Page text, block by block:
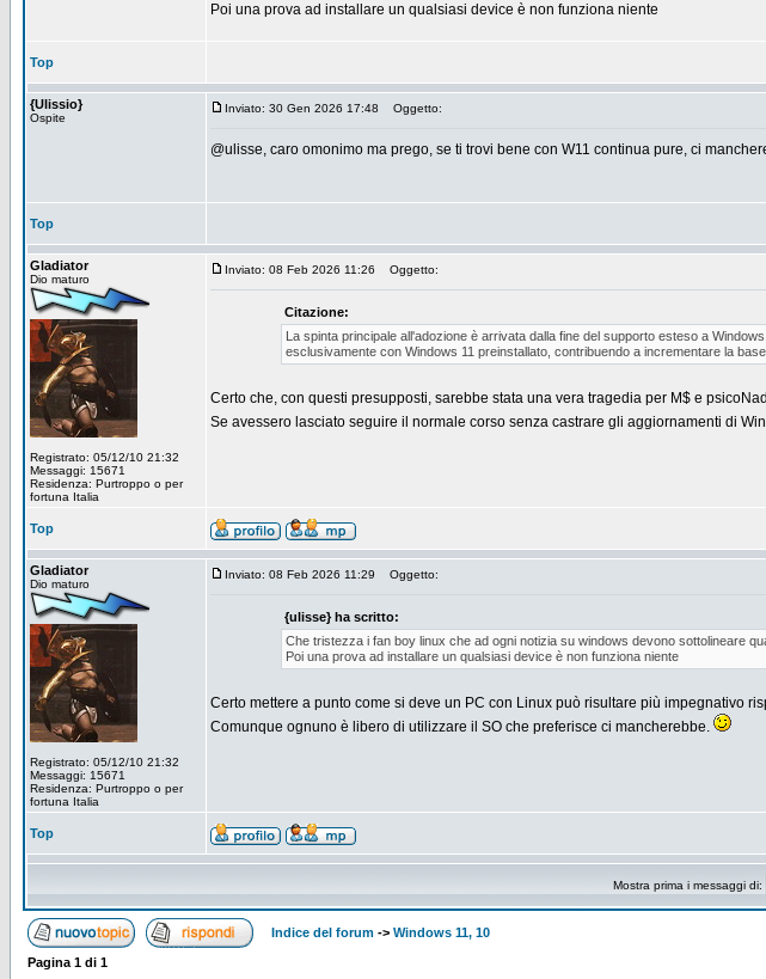
Poi una prova ad installare un qualsiasi device è non funziona niente
Top
{Ulissio}
Ospite
Inviato: 30 Gen 2026 17:48 Oggetto:
@ulisse, caro omonimo ma prego, se ti trovi bene con W11 continua pure, ci
Top
Gladiator
Dio maturo
Registrato: 05/12/10 21:32
Messaggi: 15671
Residenza: Purtroppo o per
fortuna Italia
Inviato: 08 Feb 2026 11:26 Oggetto:
Citazione:
La spinta principale all'adozione è arrivata dalla fine del supporto esteso a
esclusivamente con Windows 11 preinstallato, contribuendo a incrementare la
Certo che, con questi presupposti, sarebbe stata una vera tragedia per M$ e
Se avessero lasciato seguire il normale corso senza castrare gli aggiornamenti di
Top
Gladiator
Dio maturo
Registrato: 05/12/10 21:32
Messaggi: 15671
Residenza: Purtroppo o per
fortuna Italia
Inviato: 08 Feb 2026 11:29 Oggetto:
{ulisse} ha scritto:
Che tristezza i fan boy linux che ad ogni notizia su windows devono sottolineare
Poi una prova ad installare un qualsiasi device è non funziona niente
Certo mettere a punto come si deve un PC con Linux può risultare più impegnativo
Comunque ognuno è libero di utilizzare il SO che preferisce ci mancherebbe.
Top
Mostra prima i messaggi di:
Indice del forum -> Windows 11, 10
Pagina 1 di 1